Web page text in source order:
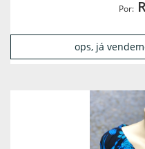
Por:
ops, já